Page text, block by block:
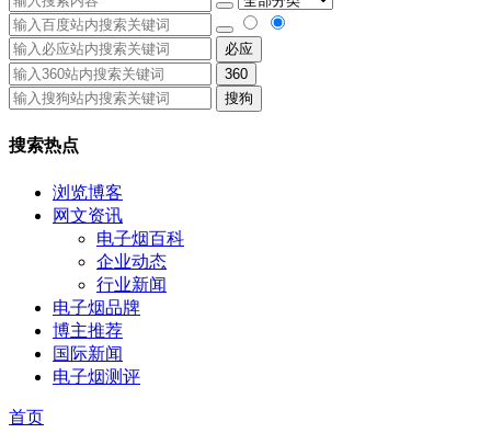
必应
360
搜狗
搜索热点
浏览博客
网文资讯
电子烟百科
企业动态
行业新闻
电子烟品牌
博主推荐
国际新闻
电子烟测评
首页